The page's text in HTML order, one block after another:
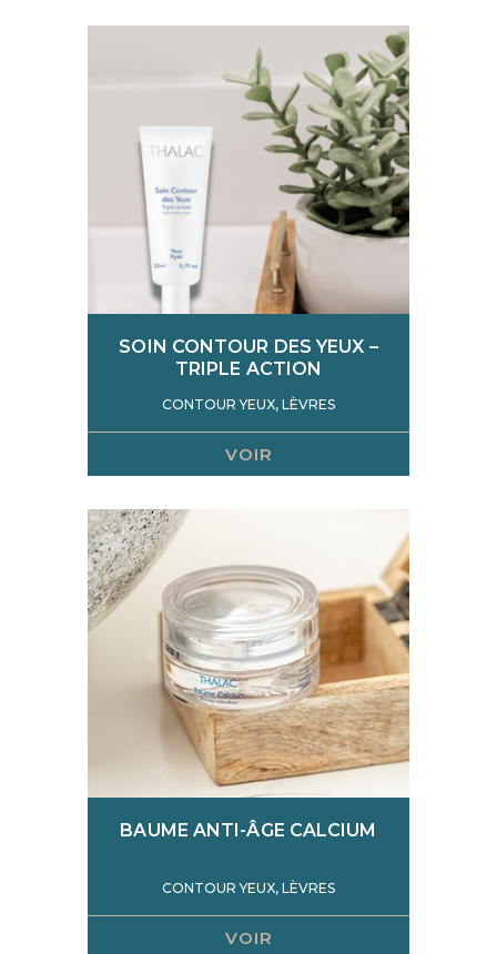
SOIN CONTOUR DES YEUX –
TRIPLE ACTION
CONTOUR YEUX, LÈVRES
VOIR
BAUME ANTI-ÂGE CALCIUM
CONTOUR YEUX, LÈVRES
VOIR